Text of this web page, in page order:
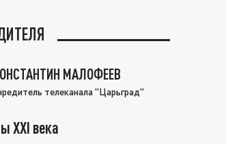
МАЛОФЕЕВ
телеканала "Царьград"
XXI века